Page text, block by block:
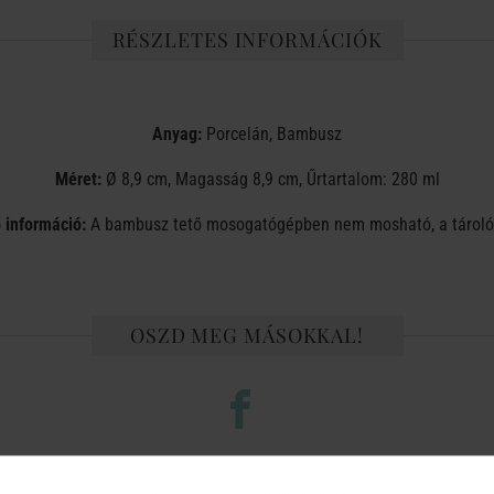
RÉSZLETES INFORMÁCIÓK
Anyag: Porcelán, Bambusz
Méret: Ø 8,9 cm, Magasság 8,9 cm, Űrtartalom: 280 ml
információ: A bambusz tető mosogatógépben nem mosható, a
OSZD MEG MÁSOKKAL!